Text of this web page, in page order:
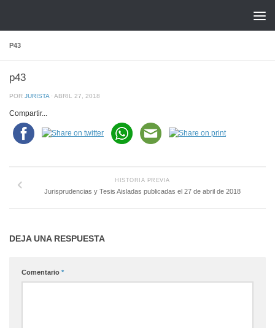
P43
p43
POR JURISTA · ABRIL 27, 2018
Compartir...
HISTORIA PREVIA
Jurisprudencias y Tesis Aisladas publicadas el 27 de abril de 2018
DEJA UNA RESPUESTA
Comentario *